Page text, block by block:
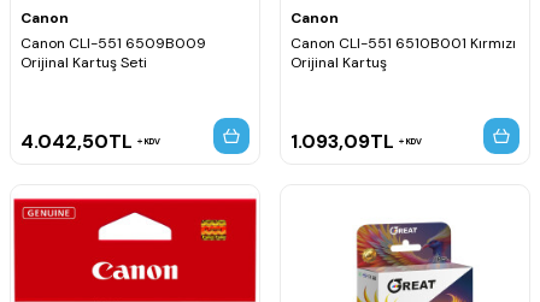
Canon
Canon CLI-551 6509B009
Orijinal Kartuş Seti
4.042,50TL KDV
Canon
Canon CLI-551 6510B001 Kırmızı
Orijinal Kartuş
1.093,09TL KDV